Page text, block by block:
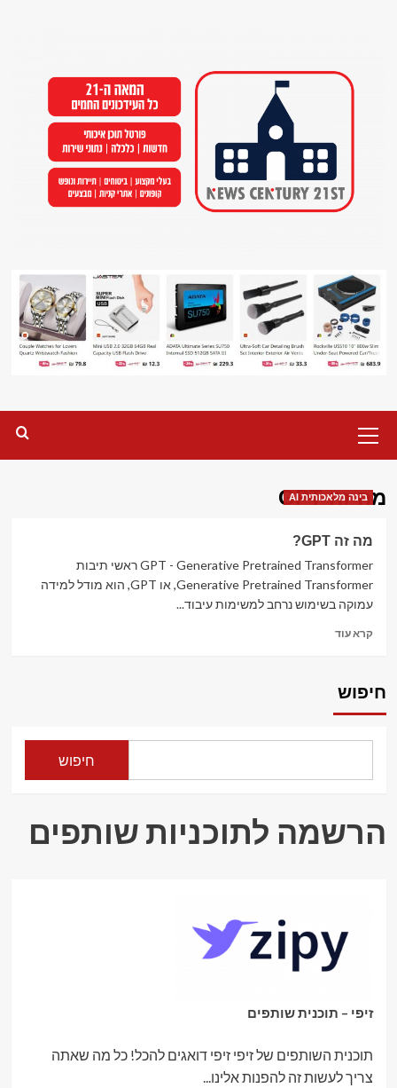
Menu
מה זה GPT
בינה מלאכותית AI
מה זה GPT?
GPT - Generative Pretrained Transformer ראשי תיבות
Generative Pretrained Transformer, או GPT, הוא מודל למידה
עמוקה בשימוש נרחב למשימות עיבוד...
קרא עודRead
GPT?
חיפוש
חיפוש
הרשמה לתוכניות שותפים
זיפי – תוכנית שותפים
תוכנית השותפים של זיפי זיפי דואגים להכל! כל מה שאתה
צריך לעשות זה להפנות אלינו...